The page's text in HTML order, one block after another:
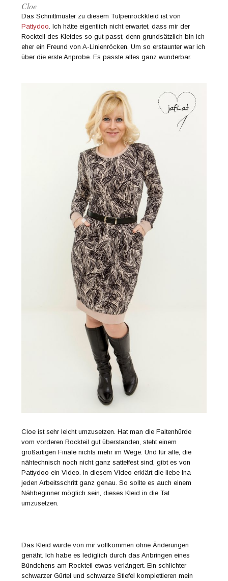
Cloe
Das Schnittmuster zu diesem Tulpenrockkleid ist von
Pattydoo. Ich hätte eigentlich nicht erwartet, dass mir der
Rockteil des Kleides so gut passt, denn grundsätzlich bin ich
eher ein Freund von A-Linienröcken. Um so erstaunter war ich
über die erste Anprobe. Es passte alles ganz wunderbar.
Cloe ist sehr leicht umzusetzen. Hat man die Faltenhürde
vom vorderen Rockteil gut überstanden, steht einem
großartigen Finale nichts mehr im Wege. Und für alle, die
nähtechnisch noch nicht ganz sattelfest sind, gibt es von
Pattydoo ein Video. In diesem Video erklärt die liebe Ina
jeden Arbeitsschritt ganz genau. So sollte es auch einem
Nähbeginner möglich sein, dieses Kleid in die Tat
umzusetzen.
Das Kleid wurde von mir vollkommen ohne Änderungen
genäht. Ich habe es lediglich durch das Anbringen eines
Bündchens am Rockteil etwas verlängert. Ein schlichter
schwarzer Gürtel und schwarze Stiefel komplettieren mein